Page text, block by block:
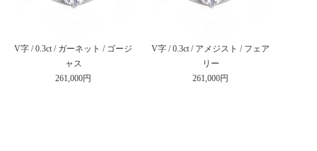
V字 / 0.3ct / ガーネット / ゴージ
ャス
261,000円
V字 / 0.3ct / アメジスト / フェア
リー
261,000円